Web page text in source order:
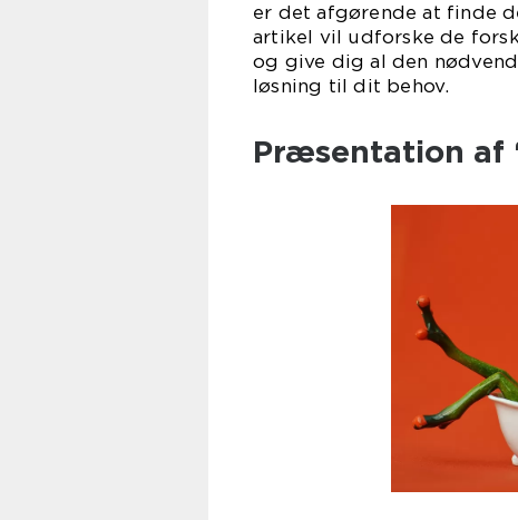
er det afgørende at finde
artikel vil udforske de
og give dig al den
løsning til dit behov.
Præsentation af